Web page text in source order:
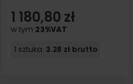
1 180,80 zł
w tym 23%VAT
1 sztuka: 3.28 zł brutto